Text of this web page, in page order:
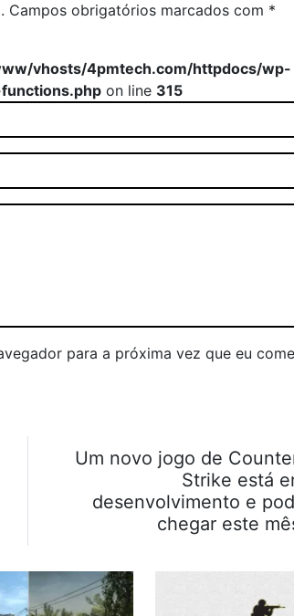
Campos obrigatórios marcados com *
vhosts/4pmtech.com/httpdocs/wp-
on line 315
para a próxima vez que eu
Um novo jogo de
Strike está
desenvolvimento e
chegar este